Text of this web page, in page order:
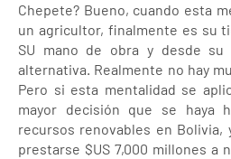
Chepete? Bueno, cuando esta
un agricultor, finalmente es su
SU mano de obra y desde
alternativa. Realmente no hay
Pero si esta mentalidad se
mayor decisión que se haya
recursos renovables en Bolivia,
prestarse $US 7,000 millones a